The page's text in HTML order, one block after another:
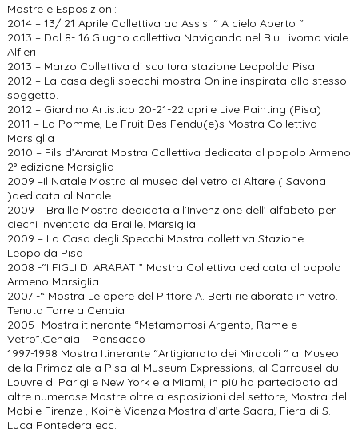
Mostre e Esposizioni:
2014 – 13/ 21 Aprile Collettiva ad Assisi “ A cielo Aperto “
2013 – Dal 8- 16 Giugno collettiva Navigando nel Blu Livorno viale
Alfieri
2013 – Marzo Collettiva di scultura stazione Leopolda Pisa
2012 – La casa degli specchi mostra Online inspirata allo stesso
soggetto.
2012 – Giardino Artistico 20-21-22 aprile Live Painting (Pisa)
2011 – La Pomme, Le Fruit Des Fendu(e)s Mostra Collettiva
Marsiglia
2010 – Fils d’Ararat Mostra Collettiva dedicata al popolo Armeno
2° edizione Marsiglia
2009 –Il Natale Mostra al museo del vetro di Altare ( Savona
)dedicata al Natale
2009 – Braille Mostra dedicata all’Invenzione dell’ alfabeto per i
ciechi inventato da Braille. Marsiglia
2009 – La Casa degli Specchi Mostra collettiva Stazione
Leopolda Pisa
2008 -“I FIGLI DI ARARAT ” Mostra Collettiva dedicata al popolo
Armeno Marsiglia
2007 -“ Mostra Le opere del Pittore A. Berti rielaborate in vetro.
Tenuta Torre a Cenaia
2005 -Mostra itinerante “Metamorfosi Argento, Rame e
Vetro”.Cenaia – Ponsacco
1997-1998 Mostra Itinerante “Artigianato dei Miracoli “ al Museo
della Primaziale a Pisa al Museum Expressions, al Carrousel du
Louvre di Parigi e New York e a Miami, in più ha partecipato ad
altre numerose Mostre oltre a esposizioni del settore, Mostra del
Mobile Firenze , Koinè Vicenza Mostra d’arte Sacra, Fiera di S.
Luca Pontedera ecc.